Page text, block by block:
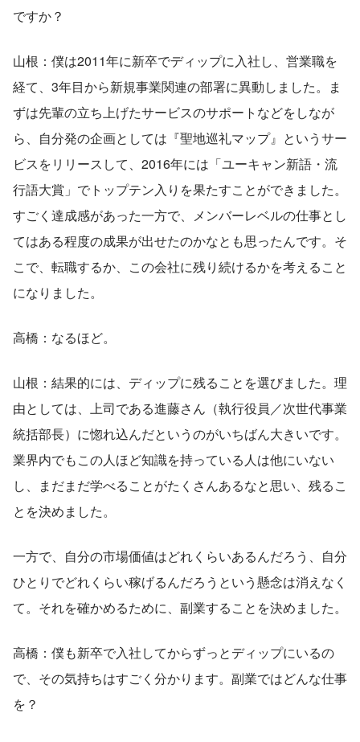
ですか？
山根：僕は2011年に新卒でディップに入社し、営業職を
経て、3年目から新規事業関連の部署に異動しました。ま
ずは先輩の立ち上げたサービスのサポートなどをしなが
ら、自分発の企画としては『聖地巡礼マップ』というサー
ビスをリリースして、2016年には「ユーキャン新語・流
行語大賞」でトップテン入りを果たすことができました。
すごく達成感があった一方で、メンバーレベルの仕事とし
てはある程度の成果が出せたのかなとも思ったんです。そ
こで、転職するか、この会社に残り続けるかを考えること
になりました。
高橋：なるほど。
山根：結果的には、ディップに残ることを選びました。理
由としては、上司である進藤さん（執行役員／次世代事業
統括部長）に惚れ込んだというのがいちばん大きいです。
業界内でもこの人ほど知識を持っている人は他にいない
し、まだまだ学べることがたくさんあるなと思い、残るこ
とを決めました。
一方で、自分の市場価値はどれくらいあるんだろう、自分
ひとりでどれくらい稼げるんだろうという懸念は消えなく
て。それを確かめるために、副業することを決めました。
高橋：僕も新卒で入社してからずっとディップにいるの
で、その気持ちはすごく分かります。副業ではどんな仕事
を？